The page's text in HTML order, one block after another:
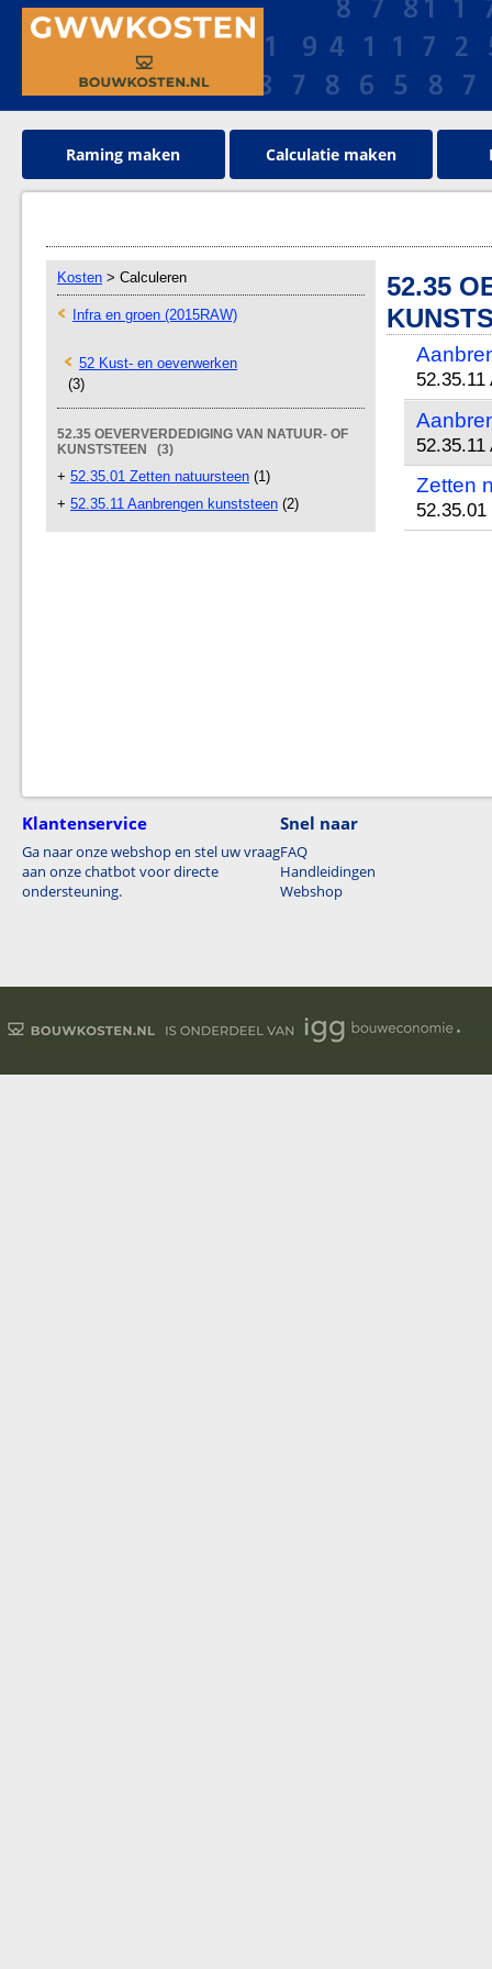
Raming maken Calculatie maken
Kosten > Calculeren
Infra en groen (2015RAW)
52 Kust- en oeverwerken
(3)
52.35 OEVERVERDEDIGING VAN NATUUR- OF
KUNSTSTEEN (3)
+ 52.35.01 Zetten natuursteen (1)
+ 52.35.11 Aanbrengen kunststeen (2)
52.35
Zetten
Klantenservice
Ga naar onze webshop en stel uw vraag
aan onze chatbot voor directe
ondersteuning.
Snel naar
FAQ
Handleidingen
Webshop